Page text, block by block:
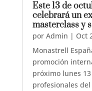
Este 13 de
celebrará un
masterclass y
por Admin | Oct
Monastrell
promoción
próximo lunes
profesionales